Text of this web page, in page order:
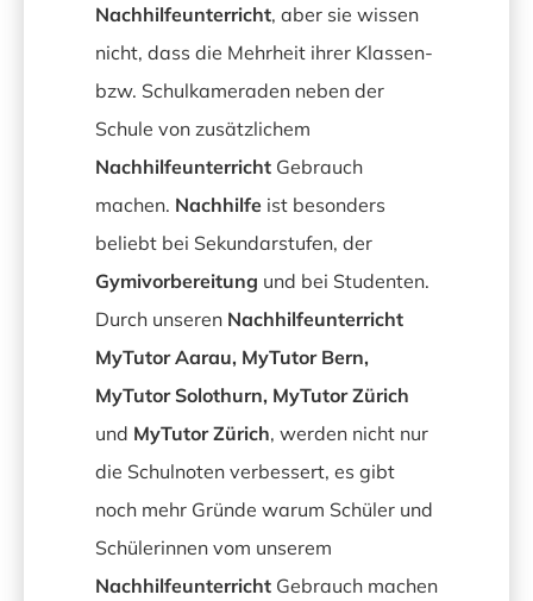
Nachhilfeunterricht, aber sie wissen
nicht, dass die Mehrheit ihrer Klassen-
bzw. Schulkameraden neben der
Schule von zusätzlichem
Nachhilfeunterricht Gebrauch
machen. Nachhilfe ist besonders
beliebt bei Sekundarstufen, der
Gymivorbereitung und bei Studenten.
Durch unseren Nachhilfeunterricht
MyTutor Aarau, MyTutor Bern,
MyTutor Solothurn, MyTutor Zürich
und MyTutor Zürich, werden nicht nur
die Schulnoten verbessert, es gibt
noch mehr Gründe warum Schüler und
Schülerinnen vom unserem
Nachhilfeunterricht Gebrauch machen